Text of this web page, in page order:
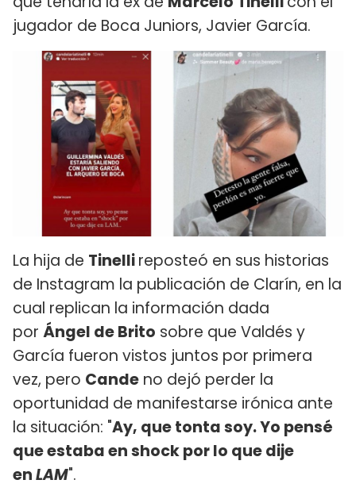
jugador de Boca Juniors, Javier García.
La hija de Tinellireposteó en sus historias
de Instagram la publicación de Clarín, en la
cual replican la información dada
por Ángel de Brito sobre que Valdés y
García fueron vistos juntos por primera
vez, pero Cande no dejó perder la
oportunidad de manifestarse irónica ante
la situación: "Ay, que tonta soy. Yo pensé
que estaba en shock por lo que dije
enLAM".